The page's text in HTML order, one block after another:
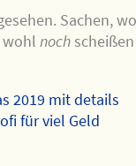
Sachen,
wohlnochscheißen
2019 mit details
für viel Geld